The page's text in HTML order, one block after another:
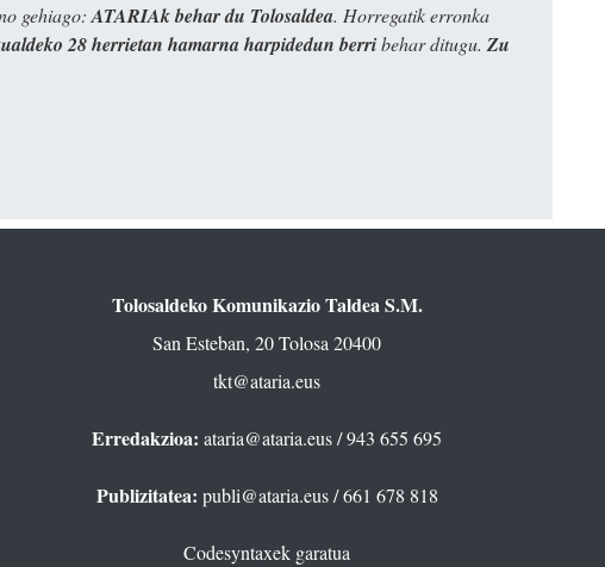
gehiago: ATARIAk behar du Tolosaldea. Horregatik erronka
28 herrietan hamarna harpidedun berribehar ditugu. Zu
Tolosaldeko Komunikazio Taldea S.M.
San Esteban, 20 Tolosa 20400
tkt@ataria.eus
Erredakzioa: ataria@ataria.eus/ 943 655 695
Publizitatea: publi@ataria.eus/ 661 678 818
Codesyntaxek garatua